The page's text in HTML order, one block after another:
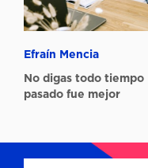
Efraín Mencia
No digas todo tiempo
pasado fue mejor